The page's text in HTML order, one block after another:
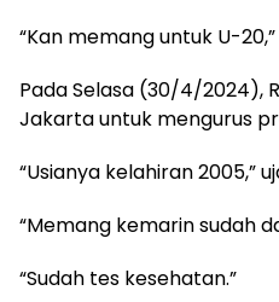
“Kan memang untuk U-
Pada Selasa (30/4/2024),
Jakarta untuk mengurus
“Usianya kelahiran 2005,”
“Memang kemarin sudah
“Sudah tes kesehatan.”